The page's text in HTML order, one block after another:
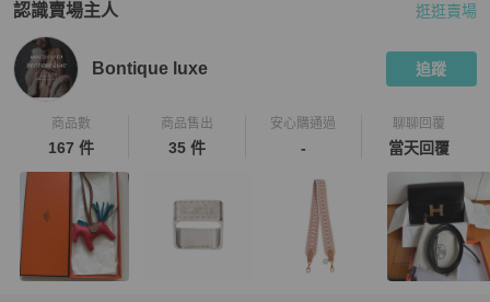
認識賣場主人
PopChill 拍拍圈嚴選賣家
逛逛賣場
Bontique luxe 追蹤
商品數
167 件
商品售出
35 件
安心購通過
-
聊聊回覆
當天回覆